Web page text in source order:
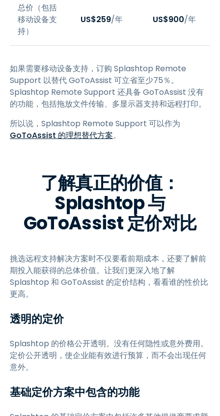
总价（包括
移动设备支
持）
US$259/年 US$900/年
如果需要移动设备支持，订购 Splashtop Remote
Support 以替代 GoToAssist 可立省至少75％。
Splashtop Remote Support 还具备 GoToAssist 没有
的功能，包括拖放文件传输、多显示器支持和远程打印。
所以说，Splashtop Remote Support 可以作为
GoToAssist 的理想替代方案。
了解真正的价值：
Splashtop 与
GoToAssist 定价对比
挑选远程支持解决方案时不仅要看前期成本，还要了解前
期投入能获得的总体价值。让我们更深入地了解
Splashtop 和 GoToAssist 的定价结构，看看谁的性价比
更高。
透明的定价
Splashtop 的价格公开透明。没有任何隐性或意外费用。
定价公开透明，使企业能有效进行预算，而不会出现任何
意外。
基础定价方案中包含的功能